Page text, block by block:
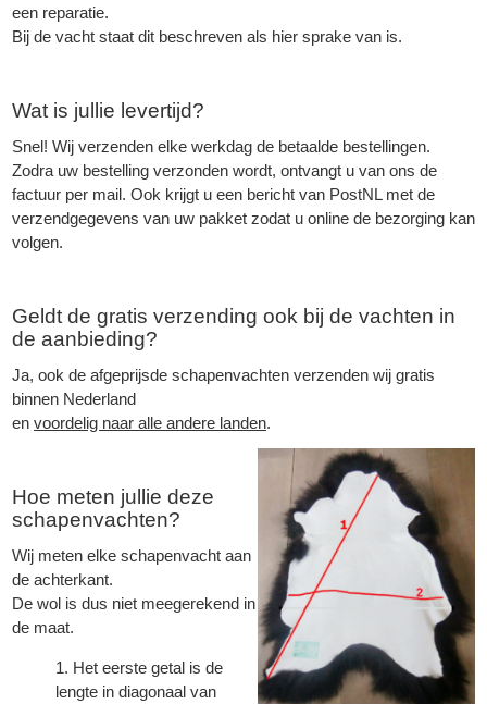
een reparatie.
Bij de vacht staat dit beschreven als hier sprake van is.
Wat is jullie levertijd?
Snel! Wij verzenden elke werkdag de betaalde bestellingen.
Zodra uw bestelling verzonden wordt, ontvangt u van ons de
factuur per mail. Ook krijgt u een bericht van PostNL met de
verzendgegevens van uw pakket zodat u online de bezorging kan
volgen.
Geldt de gratis verzending ook bij de vachten in
de aanbieding?
Ja, ook de afgeprijsde schapenvachten verzenden wij gratis
binnen Nederland
en voordelig naar alle andere landen.
Hoe meten jullie deze
schapenvachten?
Wij meten elke schapenvacht aan
de achterkant.
De wol is dus niet meegerekend in
de maat.
Het eerste getal is de
lengte in diagonaal van